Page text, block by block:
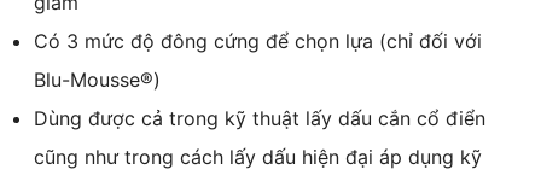
Có 3 mức độ đông cứng để chọn lựa (chỉ đối với
Blu-Mousse®)
Dùng được cả trong kỹ thuật lấy dấu cắn cổ điển
cũng như trong cách lấy dấu hiện đại áp dụng kỹ